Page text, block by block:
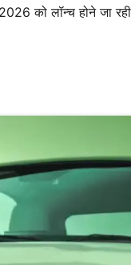
को लॉन्च होने जा